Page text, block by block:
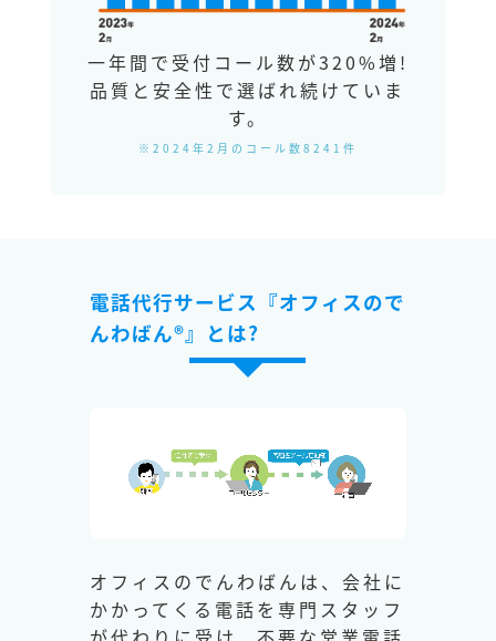
一年間で受付コール数が320%増!
品質と安全性で選ばれ続けていま
す。
※2024年2月のコール数8241件
電話代行サービス『オフィスので
んわばん®』とは?
オフィスのでんわばんは、会社に
かかってくる電話を専門スタッフ